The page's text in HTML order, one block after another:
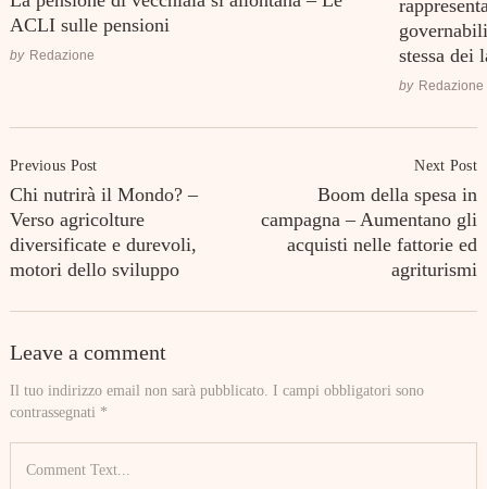
ACLI sulle pensioni
by Redazione
stessa dei
by Redazione
Navigation
Previous Post
Chi nutrirà il Mondo? –
Verso agricolture
diversificate e durevoli,
motori dello sviluppo
Next Post
Boom della spesa in
campagna – Aumentano gli
acquisti nelle fattorie ed
agriturismi
Leave a comment
Il tuo indirizzo email non sarà pubblicato. I campi obbligatori sono
contrassegnati *